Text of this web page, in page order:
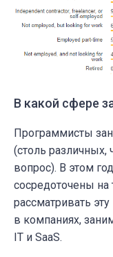
В какой сфере
Программисты
(столь различных,
вопрос). В этом
сосредоточены на
рассматривать
в компаниях,
IT и SaaS.